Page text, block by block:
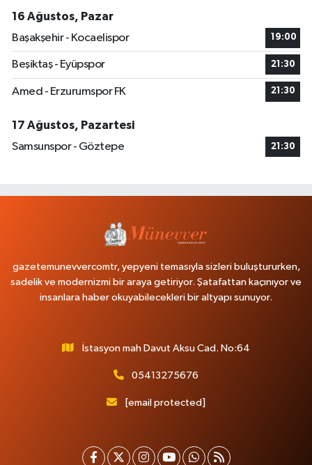
16 Ağustos, Pazar
Başakşehir - Kocaelispor
19:00
Beşiktaş - Eyüpspor 21:30
Amed - Erzurumspor FK 21:30
17 Ağustos, Pazartesi
Samsunspor - Göztepe
21:30
gazetemunevvercomtr, yepyeni temasıyla sizleri buluştururken,
sadelik ve modernizmi bir araya getiriyor. Şatafattan kaçınıyor ve
insanlara haber okuyabilecekleri bir altyapı sunuyor.
İstasyon mah Davut Aksu Cad. No:64
05413275676
[email protected]